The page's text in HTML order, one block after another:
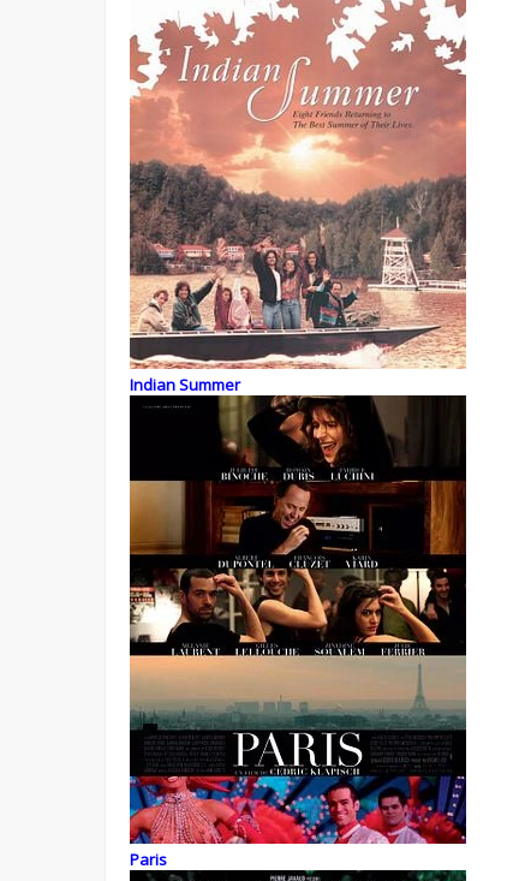
Indian Summer
Paris